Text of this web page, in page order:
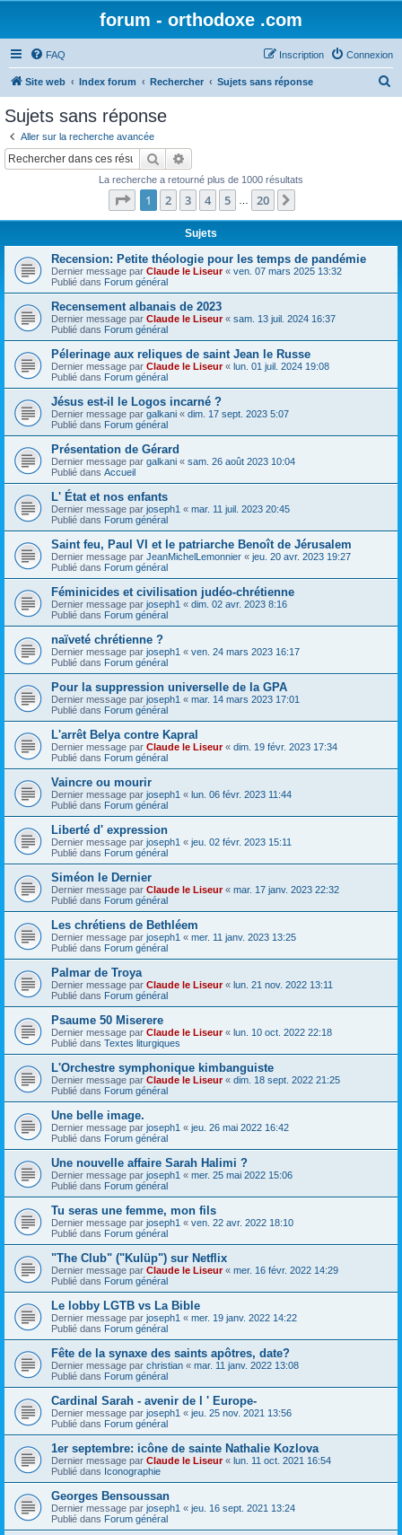
forum - orthodoxe .com
FAQ Connexion
Inscription
Site web Index forum Rechercher Sujets sans réponse
Sujets sans réponse
Aller sur la recherche avancée
Rechercher
La recherche a retourné plus de 1000 résultats
Page 1sur20
1 2 3 4 5 20
Sujets
Recension: Petite théologie pour les temps de pandémie
Dernier message par Claude le Liseur« ven. 07 mars 2025 13:32
Publié dans Forum général
Recensement albanais de 2023
Dernier message par Claude le Liseur« sam. 13 juil. 2024 16:37
Publié dans Forum général
Pélerinage aux reliques de saint Jean le Russe
Dernier message par Claude le Liseur« lun. 01 juil. 2024 19:08
Publié dans Forum général
Jésus est-il le Logos incarné ?
Dernier message par galkani « dim. 17 sept. 2023 5:07
Publié dans Forum général
Présentation de Gérard
Dernier message par galkani « sam. 26 août 2023 10:04
Publié dans Accueil
L' État et nos enfants
Dernier message par joseph1 « mar. 11 juil. 2023 20:45
Publié dans Forum général
Saint feu, Paul VI et le patriarche Benoît de Jérusalem
Dernier message par JeanMichelLemonnier « jeu. 20 avr. 2023 19:27
Publié dans Forum général
Féminicides et civilisation judéo-chrétienne
Dernier message par joseph1 « dim. 02 avr. 2023 8:16
Publié dans Forum général
naïveté chrétienne ?
Dernier message par joseph1 « ven. 24 mars 2023 16:17
Publié dans Forum général
Pour la suppression universelle de la GPA
Dernier message par joseph1 « mar. 14 mars 2023 17:01
Publié dans Forum général
L'arrêt Belya contre Kapral
Dernier message par Claude le Liseur« dim. 19 févr. 2023 17:34
Publié dans Forum général
Vaincre ou mourir
Dernier message par joseph1 « lun. 06 févr. 2023 11:44
Publié dans Forum général
Liberté d' expression
Dernier message par joseph1 « jeu. 02 févr. 2023 15:11
Publié dans Forum général
Siméon le Dernier
Dernier message par Claude le Liseur« mar. 17 janv. 2023 22:32
Publié dans Forum général
Les chrétiens de Bethléem
Dernier message par joseph1 « mer. 11 janv. 2023 13:25
Publié dans Forum général
Palmar de Troya
Dernier message par Claude le Liseur« lun. 21 nov. 2022 13:11
Publié dans Forum général
Psaume 50 Miserere
Dernier message par Claude le Liseur« lun. 10 oct. 2022 22:18
Publié dans Textes liturgiques
L'Orchestre symphonique kimbanguiste
Dernier message par Claude le Liseur« dim. 18 sept. 2022 21:25
Publié dans Forum général
Une belle image.
Dernier message par joseph1 « jeu. 26 mai 2022 16:42
Publié dans Forum général
Une nouvelle affaire Sarah Halimi ?
Dernier message par joseph1 « mer. 25 mai 2022 15:06
Publié dans Forum général
Tu seras une femme, mon fils
Dernier message par joseph1 « ven. 22 avr. 2022 18:10
Publié dans Forum général
"The Club" ("Kulüp") sur Netflix
Dernier message par Claude le Liseur« mer. 16 févr. 2022 14:29
Publié dans Forum général
Le lobby LGTB vs La Bible
Dernier message par joseph1 « mer. 19 janv. 2022 14:22
Publié dans Forum général
Fête de la synaxe des saints apôtres, date?
Dernier message par christian « mar. 11 janv. 2022 13:08
Publié dans Forum général
Cardinal Sarah - avenir de l ' Europe-
Dernier message par joseph1 « jeu. 25 nov. 2021 13:56
Publié dans Forum général
1er septembre: icône de sainte Nathalie Kozlova
Dernier message par Claude le Liseur« lun. 11 oct. 2021 16:54
Publié dans Iconographie
Georges Bensoussan
Dernier message par joseph1 « jeu. 16 sept. 2021 13:24
Publié dans Forum général